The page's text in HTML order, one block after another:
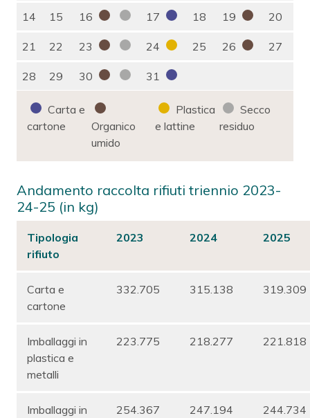
14 15 16 17 18 19 20
21 22 23 24 25 26 27
28 29 30 31
Carta e
cartone
Organico
umido
Plastica
e lattine
Secco
residuo
Andamento raccolta rifiuti triennio 2023-
24-25 (in kg)
Tipologia
rifiuto
2023 2024 2025
Carta e
cartone
332.705 315.138 319.309
Imballaggi in
plastica e
metalli
223.775 218.277 221.818
Imballaggi in
254.367 247.194 244.734